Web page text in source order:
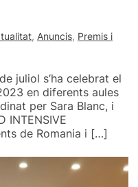
, Anuncis, Premis i
juliol s’ha celebrat el
en diferents aules
per Sara Blanc, i
INTENSIVE
de Romania i […]